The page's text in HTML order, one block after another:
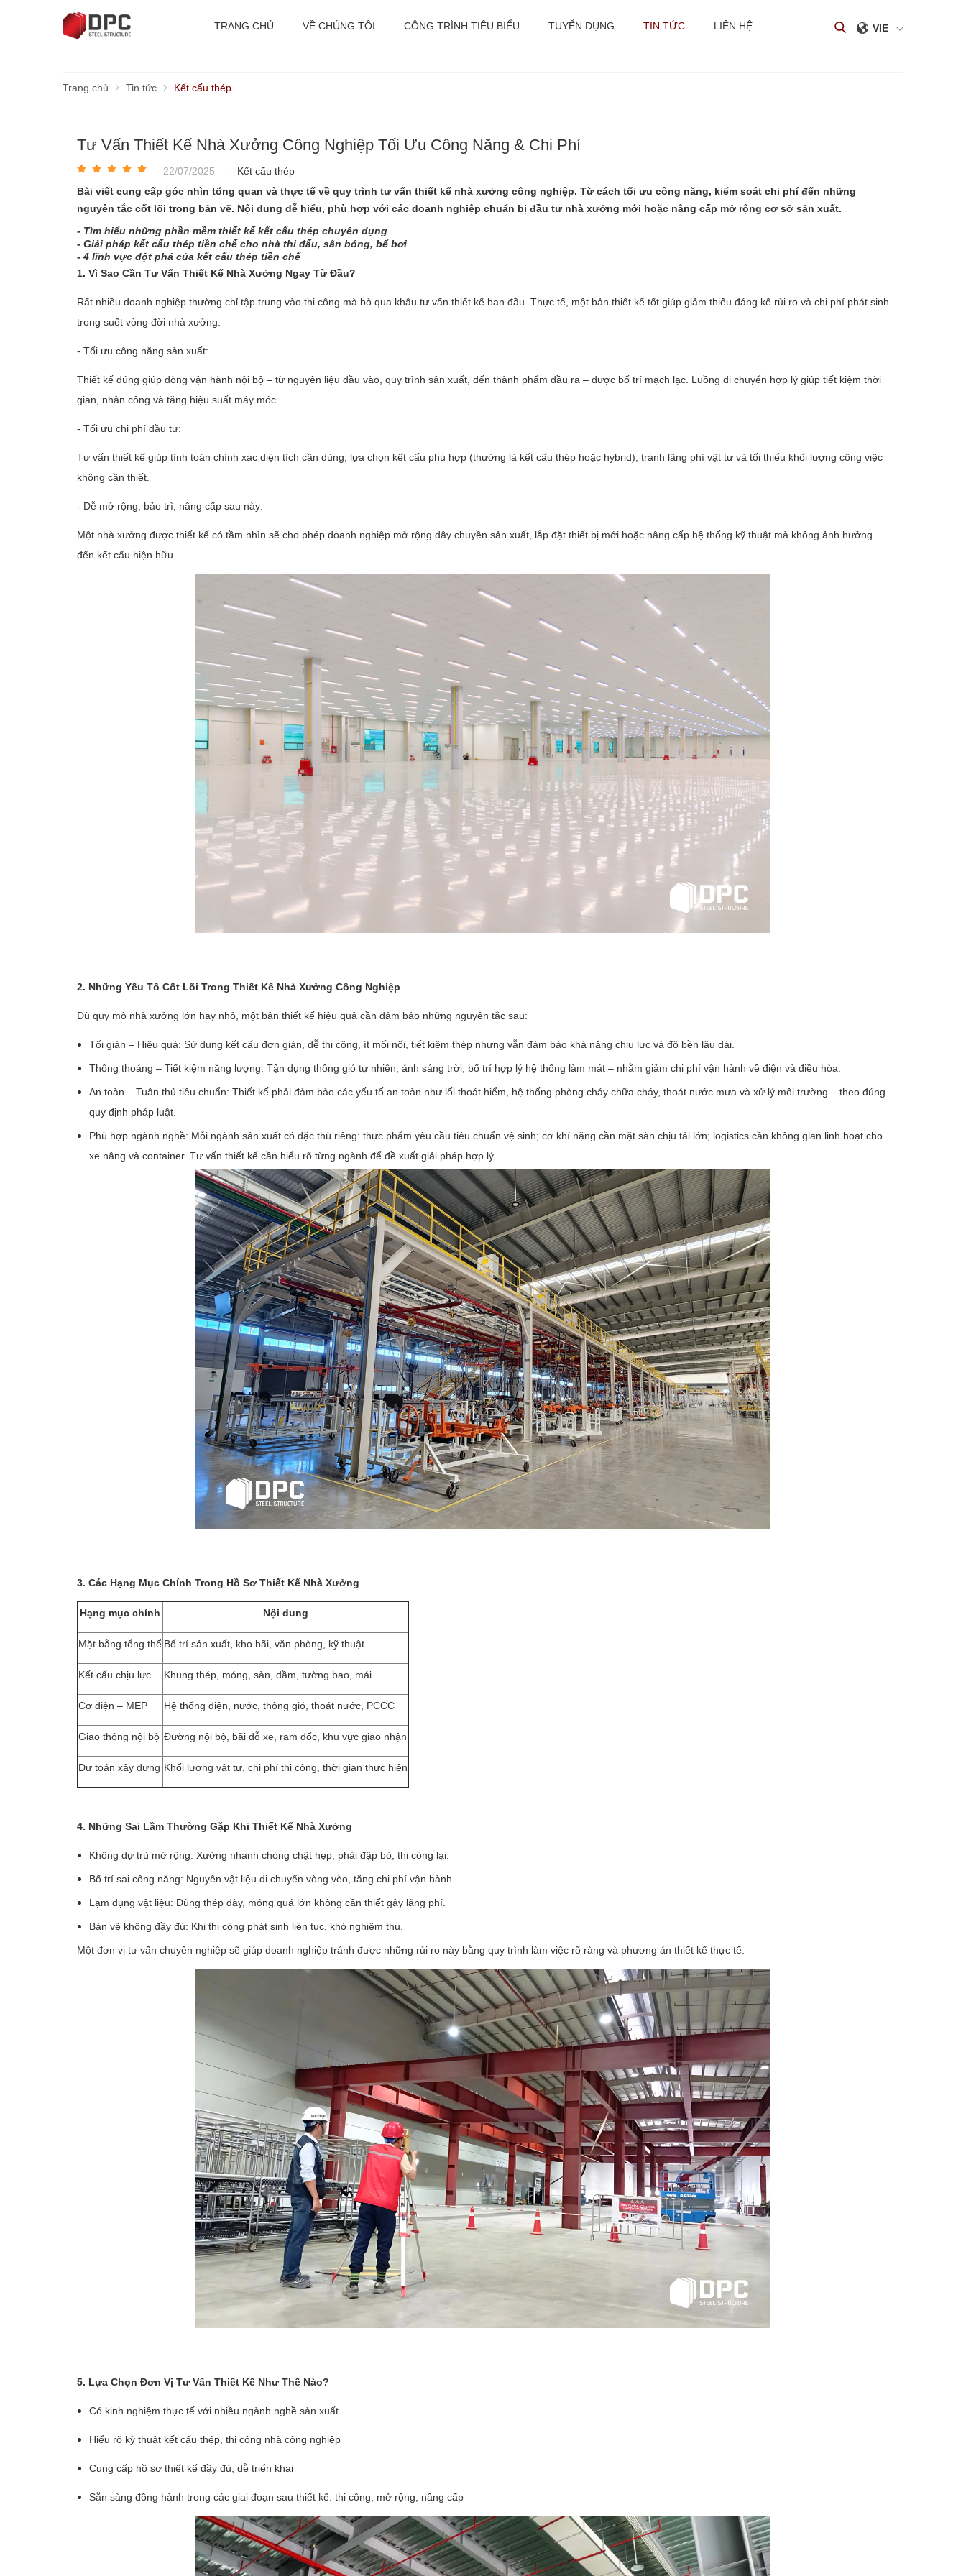
TRANG CHỦ VỀ CHÚNG TÔI CÔNG TRÌNH TIÊU BIỂU TUYỂN DỤNG TIN TỨC LIÊN HỆ VIE
Trang chủ Tin tức Kết cấu thép
Tư Vấn Thiết Kế Nhà Xưởng Công Nghiệp Tối Ưu Công Năng & Chi Phí
22/07/2025 -
Kết cấu thép
Bài viết cung cấp góc nhìn tổng quan và thực tế về quy trình tư vấn thiết kế nhà xưởng công nghiệp. Từ cách tối ưu công năng, kiểm soát chi phí đến những
nguyên tắc cốt lõi trong bản vẽ. Nội dung dễ hiểu, phù hợp với các doanh nghiệp chuẩn bị đầu tư nhà xưởng mới hoặc nâng cấp mở rộng cơ sở sản xuất.
- Tìm hiểu những phần mềm thiết kế kết cấu thép chuyên dụng
- Giải pháp kết cấu thép tiền chế cho nhà thi đấu, sân bóng, bể bơi
- 4 lĩnh vực đột phá của kết cấu thép tiền chế
1. Vì Sao Cần Tư Vấn Thiết Kế Nhà Xưởng Ngay Từ Đầu?
Rất nhiều doanh nghiệp thường chỉ tập trung vào thi công mà bỏ qua khâu tư vấn thiết kế ban đầu. Thực tế, một bản thiết kế tốt giúp giảm thiểu đáng kể rủi ro và chi phí phát sinh
trong suốt vòng đời nhà xưởng.
- Tối ưu công năng sản xuất:
Thiết kế đúng giúp dòng vận hành nội bộ – từ nguyên liệu đầu vào, quy trình sản xuất, đến thành phẩm đầu ra – được bố trí mạch lạc. Luồng di chuyển hợp lý giúp tiết kiệm thời
gian, nhân công và tăng hiệu suất máy móc.
- Tối ưu chi phí đầu tư:
Tư vấn thiết kế giúp tính toán chính xác diện tích cần dùng, lựa chọn kết cấu phù hợp (thường là kết cấu thép hoặc hybrid), tránh lãng phí vật tư và tối thiểu khối lượng công việc
không cần thiết.
- Dễ mở rộng, bảo trì, nâng cấp sau này:
Một nhà xưởng được thiết kế có tầm nhìn sẽ cho phép doanh nghiệp mở rộng dây chuyền sản xuất, lắp đặt thiết bị mới hoặc nâng cấp hệ thống kỹ thuật mà không ảnh hưởng
đến kết cấu hiện hữu.
2. Những Yếu Tố Cốt Lõi Trong Thiết Kế Nhà Xưởng Công Nghiệp
Dù quy mô nhà xưởng lớn hay nhỏ, một bản thiết kế hiệu quả cần đảm bảo những nguyên tắc sau:
Tối giản – Hiệu quả: Sử dụng kết cấu đơn giản, dễ thi công, ít mối nối, tiết kiệm thép nhưng vẫn đảm bảo khả năng chịu lực và độ bền lâu dài.
Thông thoáng – Tiết kiệm năng lượng: Tận dụng thông gió tự nhiên, ánh sáng trời, bố trí hợp lý hệ thống làm mát – nhằm giảm chi phí vận hành về điện và điều hòa.
An toàn – Tuân thủ tiêu chuẩn: Thiết kế phải đảm bảo các yếu tố an toàn như lối thoát hiểm, hệ thống phòng cháy chữa cháy, thoát nước mưa và xử lý môi trường – theo đúng
quy định pháp luật.
Phù hợp ngành nghề: Mỗi ngành sản xuất có đặc thù riêng: thực phẩm yêu cầu tiêu chuẩn vệ sinh; cơ khí nặng cần mặt sàn chịu tải lớn; logistics cần không gian linh hoạt cho
xe nâng và container. Tư vấn thiết kế cần hiểu rõ từng ngành để đề xuất giải pháp hợp lý.
3. Các Hạng Mục Chính Trong Hồ Sơ Thiết Kế Nhà Xưởng
Hạng mục chính Nội dung
Mặt bằng tổng thể Bố trí sản xuất, kho bãi, văn phòng, kỹ thuật
Kết cấu chịu lực Khung thép, móng, sàn, dầm, tường bao, mái
Cơ điện – MEP Hệ thống điện, nước, thông gió, thoát nước, PCCC
Giao thông nội bộ Đường nội bộ, bãi đỗ xe, ram dốc, khu vực giao nhận
Dự toán xây dựng Khối lượng vật tư, chi phí thi công, thời gian thực hiện
4. Những Sai Lầm Thường Gặp Khi Thiết Kế Nhà Xưởng
Không dự trù mở rộng: Xưởng nhanh chóng chật hẹp, phải đập bỏ, thi công lại.
Bố trí sai công năng: Nguyên vật liệu di chuyển vòng vèo, tăng chi phí vận hành.
Lạm dụng vật liệu: Dùng thép dày, móng quá lớn không cần thiết gây lãng phí.
Bản vẽ không đầy đủ: Khi thi công phát sinh liên tục, khó nghiệm thu.
Một đơn vị tư vấn chuyên nghiệp sẽ giúp doanh nghiệp tránh được những rủi ro này bằng quy trình làm việc rõ ràng và phương án thiết kế thực tế.
5. Lựa Chọn Đơn Vị Tư Vấn Thiết Kế Như Thế Nào?
Có kinh nghiệm thực tế với nhiều ngành nghề sản xuất
Hiểu rõ kỹ thuật kết cấu thép, thi công nhà công nghiệp
Cung cấp hồ sơ thiết kế đầy đủ, dễ triển khai
Sẵn sàng đồng hành trong các giai đoạn sau thiết kế: thi công, mở rộng, nâng cấp